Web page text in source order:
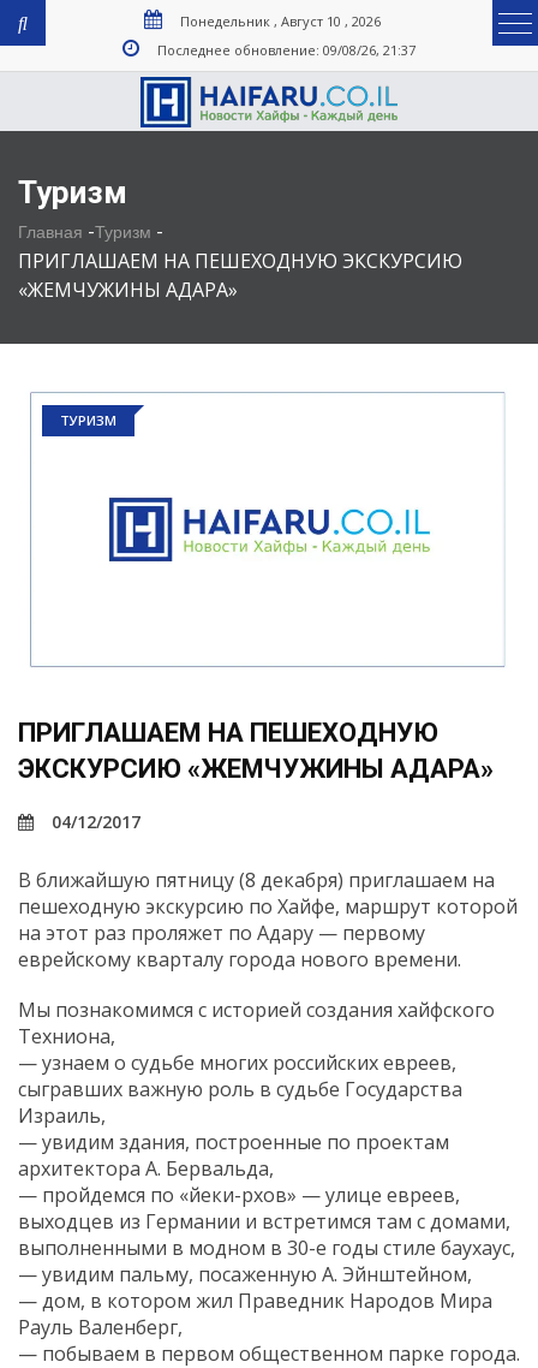
Понедельник , Август 10 , 2026
Последнее обновление: 09/08/26, 21:37
Туризм
Главная -Туризм -
ПРИГЛАШАЕМ НА ПЕШЕХОДНУЮ ЭКСКУРСИЮ
«ЖЕМЧУЖИНЫ АДАРА»
ТУРИЗМ
ПРИГЛАШАЕМ НА ПЕШЕХОДНУЮ
ЭКСКУРСИЮ «ЖЕМЧУЖИНЫ АДАРА»
04/12/2017
В ближайшую пятницу (8 декабря) приглашаем на
пешеходную экскурсию по Хайфе, маршрут которой
на этот раз проляжет по Адару — первому
еврейскому кварталу города нового времени.
Мы познакомимся с историей создания хайфского
Техниона,
— узнаем о судьбе многих российских евреев,
сыгравших важную роль в судьбе Государства
Израиль,
— увидим здания, построенные по проектам
архитектора А. Бервальда,
— пройдемся по «йеки-рхов» — улице евреев,
выходцев из Германии и встретимся там с домами,
выполненными в модном в 30-е годы стиле баухаус,
— увидим пальму, посаженную А. Эйнштейном,
— дом, в котором жил Праведник Народов Мира
Рауль Валенберг,
— побываем в первом общественном парке города.